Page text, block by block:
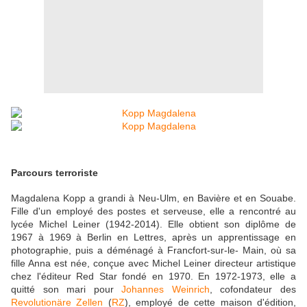
Parcours terroriste
Magdalena Kopp a grandi à Neu-Ulm, en Bavière et en Souabe.
Fille d'un employé des postes et serveuse, elle a rencontré au
lycée Michel Leiner (1942-2014). Elle obtient son diplôme de
1967 à 1969 à Berlin en Lettres, après un apprentissage en
photographie, puis a déménagé à Francfort-sur-le- Main, où sa
fille Anna est née, conçue avec Michel Leiner directeur artistique
chez l'éditeur Red Star fondé en 1970. En 1972-1973, elle a
quitté son mari pourJohannes Weinrich, cofondateur des
Revolutionäre Zellen (RZ), employé de cette maison d'édition,